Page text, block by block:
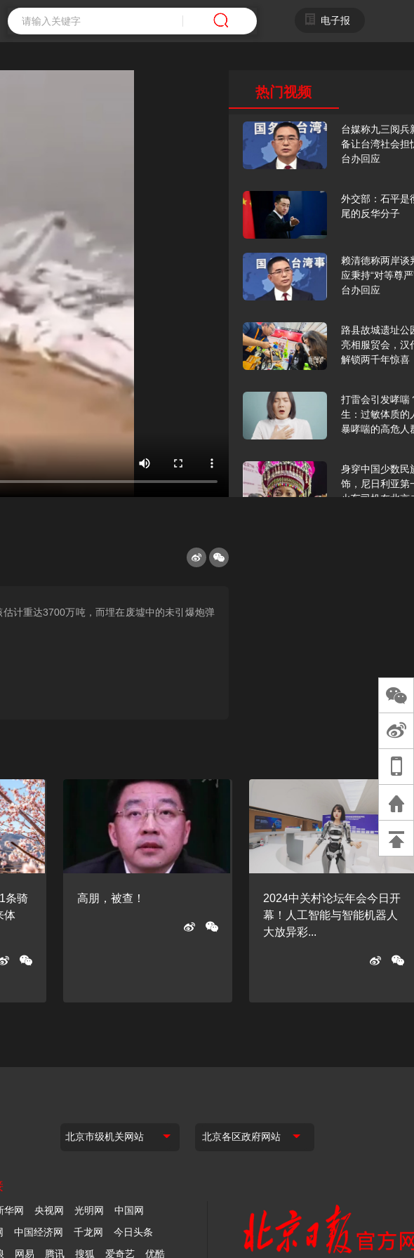
电子报
热门视频
台媒称九三阅兵
备让台湾社会担
台办回应
外交部：石平是
尾的反华分子
赖清德称两岸谈
应秉持“对等尊
台办回应
路县故城遗址公
亮相服贸会，汉
解锁两千年惊喜
打雷会引发哮喘
生：过敏体质的
暴哮喘的高危人
身穿中国少数民
饰，尼日利亚第
火车司机在北京
演出，国际项目
重庆一高校学生
死，官方通报：
刑案，网传遗体
等信息不实
计重达3700万吨，而埋在废墟中的未引爆炮弹
条骑
体
高朋，被查！
2024中关村论坛年会今日开
幕！人工智能与智能机器人
大放异彩...
华网 央视网 光明网
中国网
中国经济网 千龙网
今日头条
网易 腾讯 搜狐 爱奇艺 优酷